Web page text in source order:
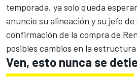
temporada, ya solo queda
anuncie su alineación y su jefe de
confirmación de la compra de
posibles cambios en la
Ven, esto nunca se